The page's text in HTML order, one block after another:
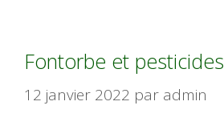
Fontorbe et pesticides
12 janvier 2022 par admin